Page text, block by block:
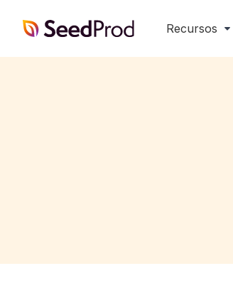
SeedProd Recursos